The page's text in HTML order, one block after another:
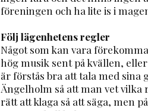
föreningen och ha lite is i
Följ lägenhetens regler
Något som kan vara
hög musik sent på kvällen,
är förstås bra att tala med sina
Ängelholm så att man vet
rätt att klaga så att säga, men